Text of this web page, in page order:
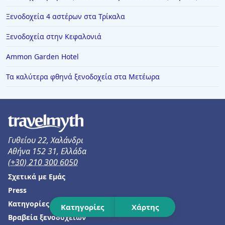
Ξενοδοχεία στον Καραβοστάση
Ξενοδοχεία στο Λαύριο
Ξενοδοχεία σε Αμμουδάρα
Ξενοδοχεία στην Κρακοβία
Ξενοδοχεία σε Νιφοραίικα
Κατηγορίες Χάρτης
Ξενοδοχεία 4 αστέρων στα Τρίκαλα
Ξενοδοχεία στην Κεφαλονιά
Ammon Garden Hotel
Τα καλύτερα φθηνά ξενοδοχεία στα Μετέωρα
Γυθείου 22, Χαλάνδρι
Αθήνα 152 31, Ελλάδα
(+30) 210 300 6050
Σχετικά με Εμάς
Press
Κατηγορίες
Βραβεία ξενοδοχείων